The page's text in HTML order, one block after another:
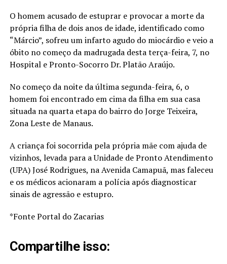
O homem acusado de estuprar e provocar a morte da
própria filha de dois anos de idade, identificado como
“Márcio”, sofreu um infarto agudo do miocárdio e veio a
óbito no começo da madrugada desta terça-feira, 7, no
Hospital e Pronto-Socorro Dr. Platão Araújo.
No começo da noite da última segunda-feira, 6, o
homem foi encontrado em cima da filha em sua casa
situada na quarta etapa do bairro do Jorge Teixeira,
Zona Leste de Manaus.
A criança foi socorrida pela própria mãe com ajuda de
vizinhos, levada para a Unidade de Pronto Atendimento
(UPA) José Rodrigues, na Avenida Camapuã, mas faleceu
e os médicos acionaram a polícia após diagnosticar
sinais de agressão e estupro.
*Fonte Portal do Zacarias
Compartilhe isso: